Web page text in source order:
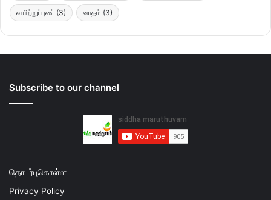
வயிற்றுப்புண் (3) வாதம் (3)
Subscribe to our channel
தொடர்புகொள்ள
Privacy Policy